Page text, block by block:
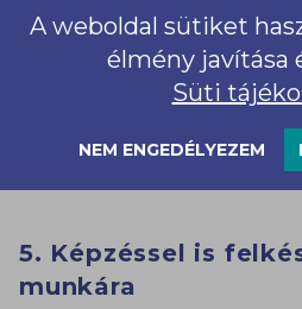
egy végtelenül
alakíthatsz ki. A
amiket a szülőktől és a
megkaphatsz, és amiket
„értékelésként” kérned.
segíthetnek téged a
5. Képzéssel is
munkára
A weboldal sütiket
élmény javítása
Süti
NEM ENGEDÉLYEZEM